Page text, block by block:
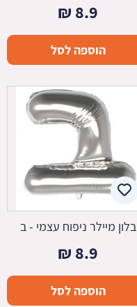
8.9
₪
הוספה לסל
בלון מיילר ניפוח עצמי - ב
8.9
₪
הוספה לסל